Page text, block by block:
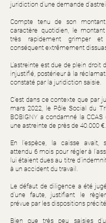
juridiction d’une demande
Compte tenu de son
caractère quotidien, le
très rapidement grimper
conséquent extrêmement
L’astreinte est due de plein droit
injustifié, postérieur à la
constaté par la juridiction saisie.
C’est dans ce contexte que par
mars 2022, le Pôle Social du
BOBIGNY a condamné la
une astreinte de près de 40.000 €.
En l’espèce, la caisse avait,
attendu 6 mois pour régler à
lui étaient dues au titre
à un accident du travail.
Le défaut de diligence a été
d’une faute, justifiant le
prévue par les dispositions
Bien que très peu saisies